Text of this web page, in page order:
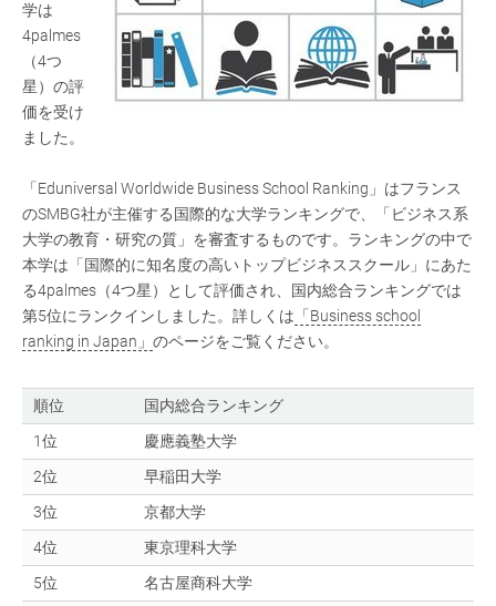
学は
4palmes
（4つ
星）の評
価を受け
ました。
「Eduniversal Worldwide Business School Ranking」はフランス
のSMBG社が主催する国際的な大学ランキングで、「ビジネス系
大学の教育・研究の質」を審査するものです。ランキングの中で
本学は「国際的に知名度の高いトップビジネススクール」にあた
る4palmes（4つ星）として評価され、国内総合ランキングでは
第5位にランクインしました。詳しくは 「Business school
ranking in Japan」 のページをご覧ください。
順位
国内総合ランキング
1位
慶應義塾大学
2位
早稲田大学
3位
京都大学
4位
東京理科大学
5位
名古屋商科大学